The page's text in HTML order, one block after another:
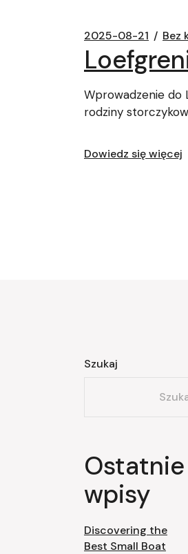
2025-08-21 Bez
Wprowadzenie do
rodziny
Dowiedz się więcej
Szukaj
Ostatnie
wpisy
Discovering the
Best Small Boat